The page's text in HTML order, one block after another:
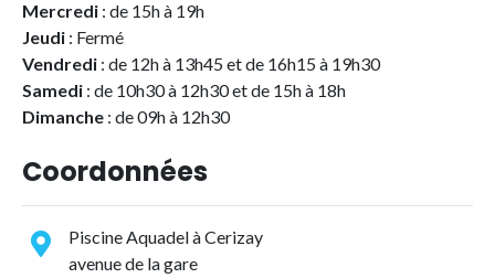
Mercredi : de 15h à 19h
Jeudi : Fermé
Vendredi : de 12h à 13h45 et de 16h15 à 19h30
Samedi : de 10h30 à 12h30 et de 15h à 18h
Dimanche : de 09h à 12h30
Coordonnées
Piscine Aquadel à Cerizay
avenue de la gare